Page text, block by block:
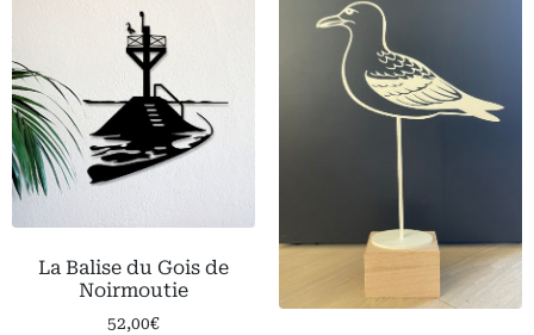
La Balise du Gois de
Noirmoutie
52,00€